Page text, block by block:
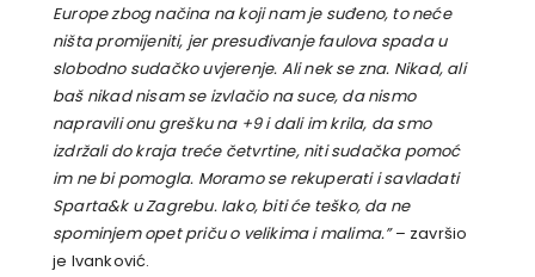
Europe zbog načina na koji nam je suđeno, to neće
ništa promijeniti, jer presuđivanje faulova spada u
slobodno sudačko uvjerenje. Ali nek se zna. Nikad, ali
baš nikad nisam se izvlačio na suce, da nismo
napravili onu grešku na +9 i dali im krila, da smo
izdržali do kraja treće četvrtine, niti sudačka pomoć
im ne bi pomogla. Moramo se rekuperati i savladati
Sparta&k u Zagrebu. Iako, biti će teško, da ne
spominjem opet priču o velikima i malima.”– završio
je Ivanković.